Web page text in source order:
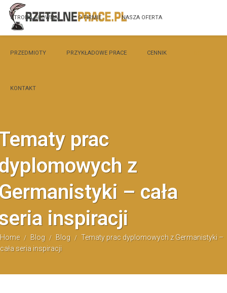
STRONA GŁÓWNA O FIRMIE NASZA OFERTA
PRZEDMIOTY PRZYKŁADOWE PRACE CENNIK
KONTAKT
prac
z
– cała
inspiracji
Home / Blog / Blog / Tematy prac dyplomowych z Germanistyki –
cała seria inspiracji